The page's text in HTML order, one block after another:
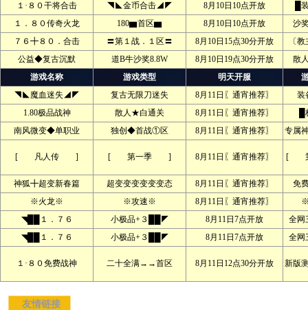
１·８０干将合击
◥◣金币合击◢◤ 8月10日10点开放
█
１．８０传奇火龙
180▆首区▆ 8月10日10点开放
沙
７６╋８０．合击
〓第１战．１区〓 8月10日15点30分开放
〔
公益◆复古沉默
道B牛沙奖8.8W 8月10日19点30分开放
散
游戏名称
游戏类型 明天开服
◥◣魔血迷失◢◤
复古无限刀迷失 8月11日〖通宵推荐〗
装
1.80极品战神
散人★白通关 8月11日〖通宵推荐〗
南风微变◆单职业
独创◆首战①区 8月11日〖通宵推荐〗 专属
[ 凡人传 ] [ 第一季 ] 8月11日〖通宵推荐〗 [
神狐╋超变新春篇 超变变变变变变态 8月11日〖通宵推荐〗
免
※火龙※
※攻速※ 8月11日〖通宵推荐〗
◥██１．７６
小极品+３██◤ 8月11日7点开放
全网
◥██１．７６
小极品+３██◤ 8月11日7点开放 全网
１·８０免费战神 二十全满→→首区 8月11日12点30分开放 新版
友情链接